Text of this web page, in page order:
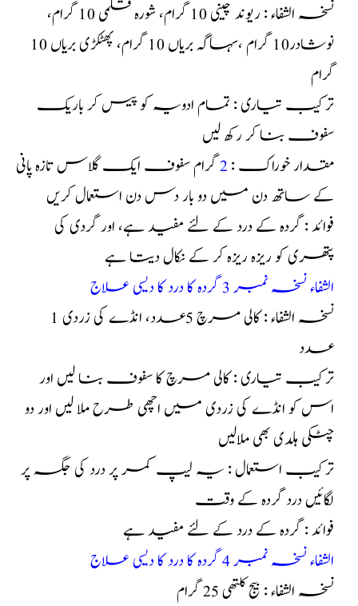
نسخہ الشفاء : ریوند چینی 10 گرام، شورہ قلمی 10 گرام،
نوشادر10 گرام ،سہاگہ بریاں 10 گرام، پھٹکڑی بریاں 10
گرام
ترکیب تیاری : تمام ادویہ کو پیس کر باریک
سفوف بنا کر رکھ لیں
مقدار خوراک :2گرام سفوف ایک گلاس تازہ پانی
کے ساتھ دن میں دو بار دس دن استعمال کریں
فوائد : گردہ کے درد کے لئے مفید ہے، اور گردی کی
پتھری کو ریزہ ریزہ کر کے نکال دیتا ہے
الشفاء نسخہ نمبر 3 گردہ کا درد کا دیسی علاج
نسخہ الشفاء : کالی مرچ 5عدد، انڈے کی زردی 1
عدد
ترکیب تیاری : کالی مرچ کا سفوف بنا لیں اور
اس کو انڈے کی زردی میں اچھی طرح ملا لیں اور دو
چٹکی ہلدی بھی ملالیں
ترکیب استعمال : یہ لیپ کمر پر درد کی جگہ پر
لگائیں درد گردہ کے وقت
فوائد : گردہ کے درد کے لئے مفید ہے
الشفاء نسخہ نمبر 4 گردہ کا درد کا دیسی علاج
نسخہ الشفاء : بیج کلتھی 25 گرام